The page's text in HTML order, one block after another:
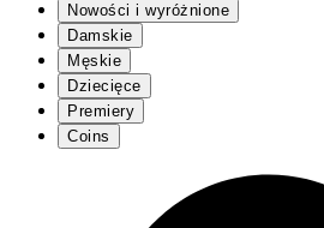
Nowości i wyróżnione
Damskie
Męskie
Dziecięce
Premiery
Coins